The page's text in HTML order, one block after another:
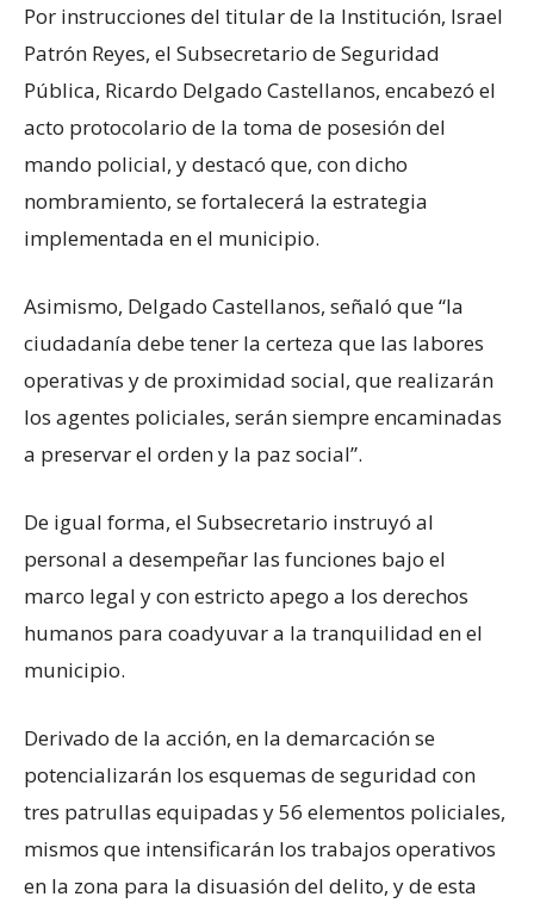
Por instrucciones del titular de la Institución, Israel
Patrón Reyes, el Subsecretario de Seguridad
Pública, Ricardo Delgado Castellanos, encabezó el
acto protocolario de la toma de posesión del
mando policial, y destacó que, con dicho
nombramiento, se fortalecerá la estrategia
implementada en el municipio.
Asimismo, Delgado Castellanos, señaló que “la
ciudadanía debe tener la certeza que las labores
operativas y de proximidad social, que realizarán
los agentes policiales, serán siempre encaminadas
a preservar el orden y la paz social”.
De igual forma, el Subsecretario instruyó al
personal a desempeñar las funciones bajo el
marco legal y con estricto apego a los derechos
humanos para coadyuvar a la tranquilidad en el
municipio.
Derivado de la acción, en la demarcación se
potencializarán los esquemas de seguridad con
tres patrullas equipadas y 56 elementos policiales,
mismos que intensificarán los trabajos operativos
en la zona para la disuasión del delito, y de esta